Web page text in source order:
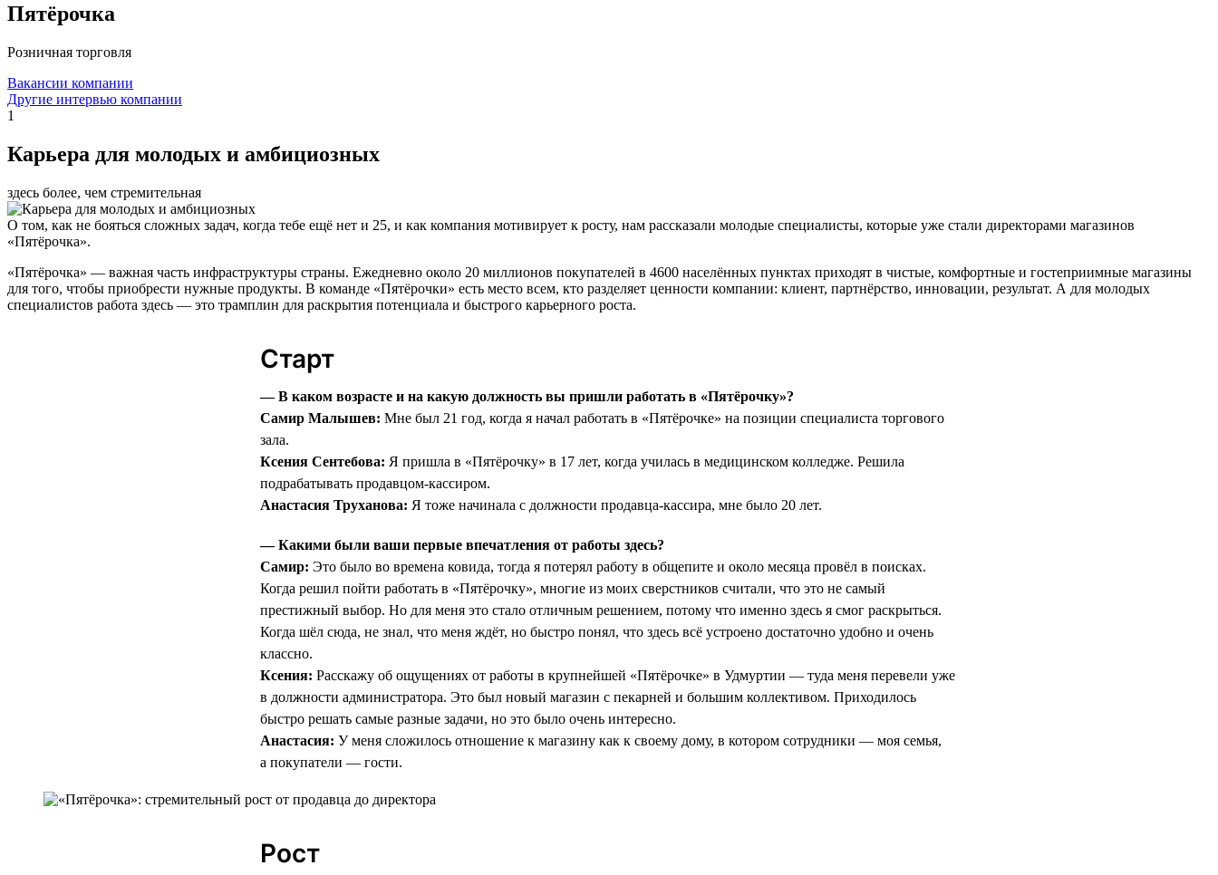
Пятёрочка
Розничная торговля
Вакансии компании
Другие интервью компании
1
Карьера для молодых и амбициозных
здесь более, чем стремительная
О том, как не бояться сложных задач, когда тебе ещё нет и 25, и как компания мотивирует к росту, нам рассказали молодые специалисты, которые уже стали директорами магазинов
«Пятёрочка».
«Пятёрочка» — важная часть инфраструктуры страны. Ежедневно около 20 миллионов покупателей в 4600 населённых пунктах приходят в чистые, комфортные и гостеприимные магазины
для того, чтобы приобрести нужные продукты. В команде «Пятёрочки» есть место всем, кто разделяет ценности компании: клиент, партнёрство, инновации, результат. А для молодых
специалистов работа здесь — это трамплин для раскрытия потенциала и быстрого карьерного роста.
Старт
— В каком возрасте и на какую должность вы пришли работать в «Пятёрочку»?
Самир Малышев: Мне был 21 год, когда я начал работать в «Пятёрочке» на позиции специалиста торгового
зала.
Ксения Сентебова: Я пришла в «Пятёрочку» в 17 лет, когда училась в медицинском колледже. Решила
подрабатывать продавцом-кассиром.
Анастасия Труханова: Я тоже начинала с должности продавца-кассира, мне было 20 лет.
— Какими были ваши первые впечатления от работы здесь?
Самир: Это было во времена ковида, тогда я потерял работу в общепите и около месяца провёл в поисках.
Когда решил пойти работать в «Пятёрочку», многие из моих сверстников считали, что это не самый
престижный выбор. Но для меня это стало отличным решением, потому что именно здесь я смог раскрыться.
Когда шёл сюда, не знал, что меня ждёт, но быстро понял, что здесь всё устроено достаточно удобно и очень
классно.
Ксения: Расскажу об ощущениях от работы в крупнейшей «Пятёрочке» в Удмуртии — туда меня перевели уже
в должности администратора. Это был новый магазин с пекарней и большим коллективом. Приходилось
быстро решать самые разные задачи, но это было очень интересно.
Анастасия: У меня сложилось отношение к магазину как к своему дому, в котором сотрудники — моя семья,
а покупатели — гости.
Рост